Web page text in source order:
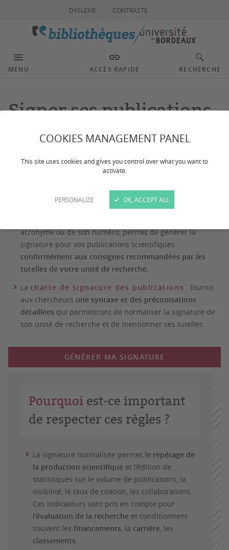
COOKIES MANAGEMENT PANEL
This site uses cookies and gives you control over what you want to
activate.
PERSONALIZE OK, ACCEPT ALL
DYSLEXIE CONTRASTE
MENU ACCÈS RAPIDE RECHERCHE
Signer ses publications
générateur de signature des publications
acronyme ou de son numéro, permet de générer la
signature pour vos publications scientifiques
conformément aux consignes recommandées par les
tutelles de votre unité de recherche.
La charte de signature des publications : fournit
aux chercheurs une syntaxe et des préconisations
détaillées qui permettront de normaliser la signature de
son unité de recherche et de mentionner ses tutelles.
GÉNÉRER MA SIGNATURE
Pourquoi est-ce important
de respecter ces règles ?
La signature normalisée permet le repérage de
la production scientifique et l’édition de
statistiques sur le volume de publications, la
visibilité, le taux de citation, les collaborations.
Ces indicateurs sont pris en compte pour
l’évaluation de la recherche et conditionnent
souvent les financements, la carrière, les
classements.